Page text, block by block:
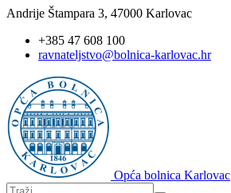
Andrije Štampara 3, 47000 Karlovac
+385 47 608 100
ravnateljstvo@bolnica-karlovac.hr
Opća bolnica Karlovac